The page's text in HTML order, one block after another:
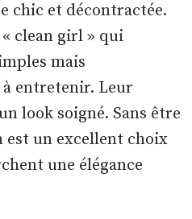
chic et décontractée.
clean girl » qui
mais
entretenir. Leur
look soigné. Sans être
est un excellent choix
une élégance